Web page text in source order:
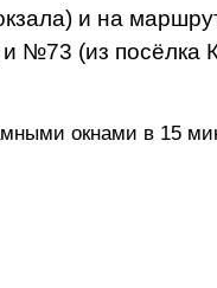
и на
№73 (из посёлка
окнами в 15